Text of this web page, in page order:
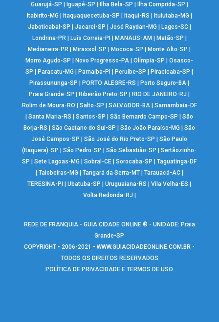
Guarujá-SP | Iguapé-SP | Ilha Bela-SP | Ilha Comprida-SP |
Itabirito-MG | Itaquaquecetuba-SP | Itaqui-RS | Ituiutaba-MG |
Jaboticabal-SP | Jacareí-SP | José Raydan-MG | Lages-SC|
Londrina-PR | Luís Correia-PI | MANAUS-AM | Matão-SP |
Medianeira-PR |Mirassol-SP |Mococa-SP |Monte Alto-SP |
Morro Agudo-SP |Novo Progresso-PA |Olímpia-SP |Osasco-
SP |Paracatu-MG |Parnaíba-PI |Peruíbe-SP |Piracicaba-SP |
Pirassununga-SP |PORTO ALEGRE-RS |Porto Seguro-BA |
Praia Grande-SP |Ribeirão Preto-SP |RIO DE JANEIRO-RJ |
Rolim de Moura-RO | Salto-SP | SALVADOR-BA| Samambaia-DF
|Santa Maria-RS |Santos-SP |São Bernardo Campo-SP |São
Borja-RS |São Caetano do Sul-SP |São João Paraíso-MG |São
José Campos-SP |São José do Rio Preto-SP |São Paulo
(Itaquera)-SP |São Pedro-SP |São Sebastião-SP |Sertãozinho-
SP |Sete Lagoas-MG |Sobral-CE |Sorocaba-SP |Taguatinga-DF
| Taiobeiras-MG | Tangará da Serra-MT| Tarauacá-AC|
TERESINA-PI |Ubatuba-SP |Uruguaiana-RS |Vila Velha-ES |
Volta Redonda-RJ |
REDE DE FRANQUIA - GUIA CIDADE ONLINE ® - UNIDADE: Praia
Grande-SP
COPYRIGHT • 2006-2021 -WWW.GUIACIDADEONLINE.COM.BR -
TODOS OS DIREITOS RESERVADOS
POLÍTICA DE PRIVACIDADE E TERMOS DE USO